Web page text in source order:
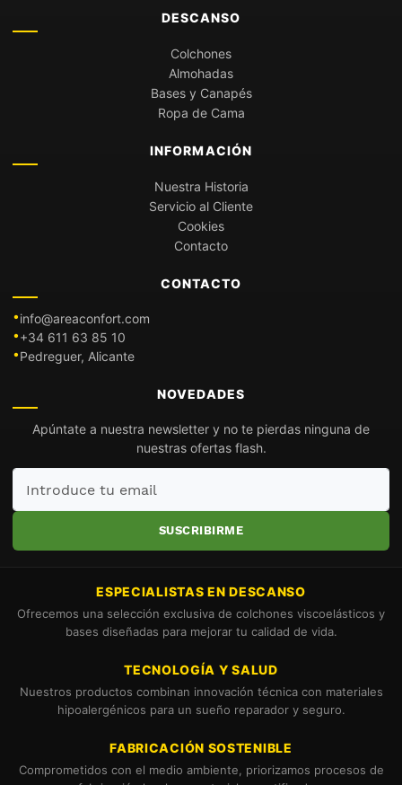
DESCANSO
Colchones
Almohadas
Bases y Canapés
Ropa de Cama
INFORMACIÓN
Nuestra Historia
Servicio al Cliente
Cookies
Contacto
CONTACTO
info@areaconfort.com
+34 611 63 85 10
Pedreguer, Alicante
NOVEDADES
Apúntate a nuestra newsletter y no te pierdas ninguna de
nuestras ofertas flash.
Introduce
email
SUSCRIBIRME
ESPECIALISTAS EN DESCANSO
Ofrecemos una selección exclusiva de colchones viscoelásticos y
bases diseñadas para mejorar tu calidad de vida.
TECNOLOGÍA Y SALUD
Nuestros productos combinan innovación técnica con materiales
hipoalergénicos para un sueño reparador y seguro.
FABRICACIÓN SOSTENIBLE
Comprometidos con el medio ambiente, priorizamos procesos de